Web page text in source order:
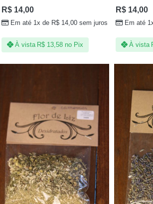
R$14,00
Em até 1x de R$ 14,00 sem juros
À vista R$ 13,58 no Pix
R$14,00
Em até
À vista